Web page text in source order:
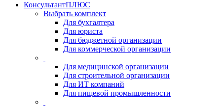
КонсультантПЛЮС
Выбрать комплект
Для бухгалтера
Для юриста
Для бюджетной организации
Для коммерческой организации
Для медицинской организации
Для строительной организации
Для ИТ компаний
Для пищевой промышленности